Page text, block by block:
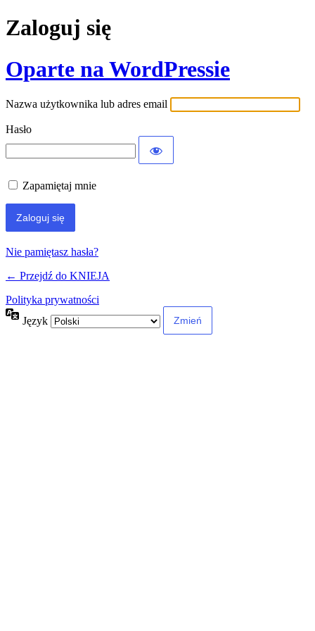
Zaloguj się
Oparte na WordPressie
Nazwa użytkownika lub adres email
Hasło
Zapamiętaj mnie
Nie pamiętasz hasła?
← Przejdź do KNIEJA
Polityka prywatności
Język